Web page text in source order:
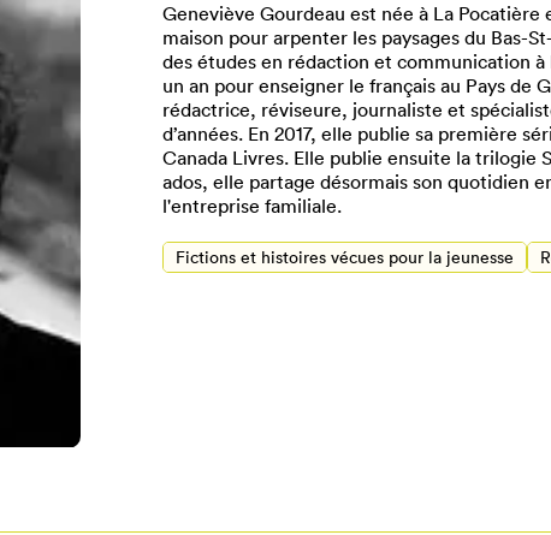
Geneviève Gourdeau est née à La Pocatière
maison pour arpenter les paysages du Bas-
des études en rédaction et communication
un an pour enseigner le français au Pays de
rédactrice, réviseure, journaliste et
d’années. En 2017, elle publie sa première
Canada Livres. Elle publie ensuite la trilogie
ados, elle partage désormais son quotidien
l'entreprise familiale.
Fictions et histoires vécues pour la jeunesse
Pour enregistrer vos favoris,
connectez-vous ou créez votre profil